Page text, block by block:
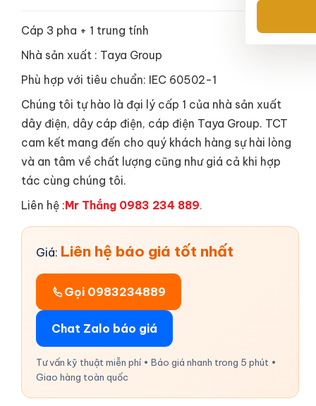
Cáp 3 pha + 1 trung tính
Nhà sản xuất : Taya Group
Phù hợp với tiêu chuẩn: IEC 60502-1
Chúng tôi tự hào là đại lý cấp 1 của nhà sản xuất
dây điện, dây cáp điện, cáp điện Taya Group. TCT
cam kết mang đến cho quý khách hàng sự hài lòng
và an tâm về chất lượng cũng như giá cả khi hợp
tác cùng chúng tôi.
Liên hệ :Mr Thắng 0983 234 889.
Giá: Liên hệ báo giá tốt nhất
Gọi 0983234889
Chat Zalo báo giá
Tư vấn kỹ thuật miễn phí • Báo giá nhanh trong 5 phút •
Giao hàng toàn quốc